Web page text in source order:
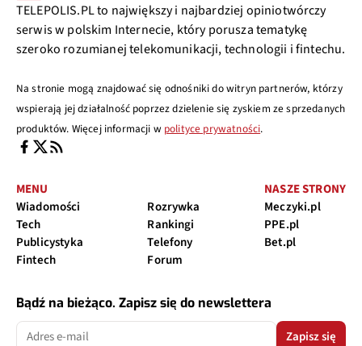
TELEPOLIS.PL to największy i najbardziej opiniotwórczy
serwis w polskim Internecie, który porusza tematykę
szeroko rozumianej telekomunikacji, technologii i fintechu.
Na stronie mogą znajdować się odnośniki do witryn partnerów, którzy
wspierają jej działalność poprzez dzielenie się zyskiem ze sprzedanych
produktów. Więcej informacji w polityce prywatności.
MENU
Wiadomości
Tech
Publicystyka
Fintech
Rozrywka
Rankingi
Telefony
Forum
NASZE STRONY
Meczyki.pl
PPE.pl
Bet.pl
Bądź na bieżąco. Zapisz się do newslettera
Zapisz się